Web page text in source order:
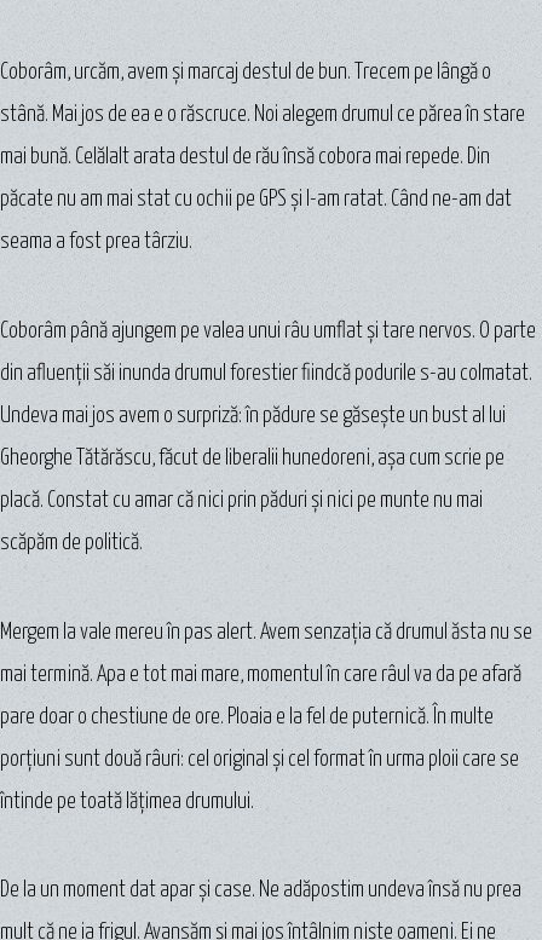
Coborâm, urcăm, avem şi marcaj destul de bun. Trecem pe lângă o
stână. Mai jos de ea e o răscruce. Noi alegem drumul ce părea în stare
mai bună. Celălalt arata destul de rău însă cobora mai repede. Din
păcate nu am mai stat cu ochii pe GPS şi l-am ratat. Când ne-am dat
seama a fost prea târziu.
Coborâm până ajungem pe valea unui râu umflat şi tare nervos. O parte
din afluenţii săi inunda drumul forestier fiindcă podurile s-au colmatat.
Undeva mai jos avem o surpriză: în pădure se găseşte un bust al lui
Gheorghe Tătărăscu, făcut de liberalii hunedoreni, aşa cum scrie pe
placă. Constat cu amar că nici prin păduri şi nici pe munte nu mai
scăpăm de politică.
Mergem la vale mereu în pas alert. Avem senzaţia că drumul ăsta nu se
mai termină. Apa e tot mai mare, momentul în care râul va da pe afară
pare doar o chestiune de ore. Ploaia e la fel de puternică. În multe
porţiuni sunt două râuri: cel original şi cel format în urma ploii care se
întinde pe toată lăţimea drumului.
De la un moment dat apar şi case. Ne adăpostim undeva însă nu prea
mult că ne ia frigul. Avansăm şi mai jos întâlnim nişte oameni. Ei ne